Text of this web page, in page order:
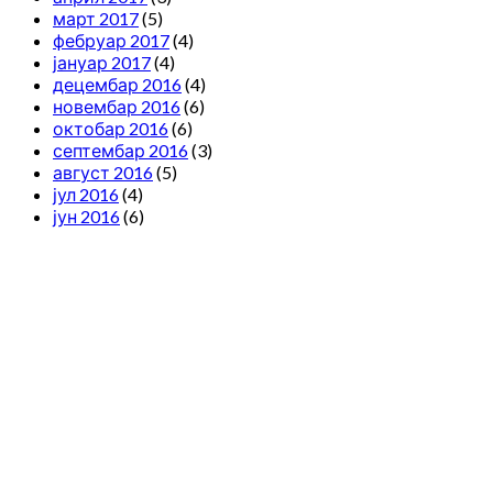
март 2017(5)
фебруар 2017(4)
јануар 2017(4)
децембар 2016(4)
новембар 2016(6)
октобар 2016(6)
септембар 2016(3)
август 2016(5)
јул 2016(4)
јун 2016(6)